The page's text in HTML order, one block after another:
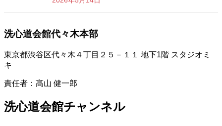
洗心道会館代々木本部
東京都渋谷区代々木４丁目２５－１１ 地下1階 スタジオミ
キ
責任者：髙山 健一郎
洗心道会館チャンネル